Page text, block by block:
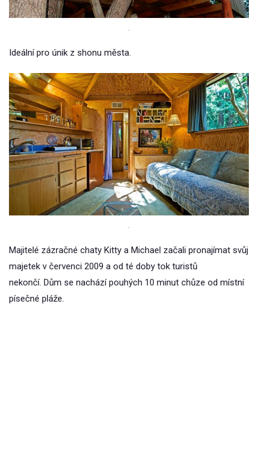
Ideální pro únik z shonu města.
.
Majitelé zázračné chaty Kitty a Michael začali pronajímat svůj
majetek v červenci 2009 a od té doby tok turistů
nekončí. Dům se nachází pouhých 10 minut chůze od místní
písečné pláže.